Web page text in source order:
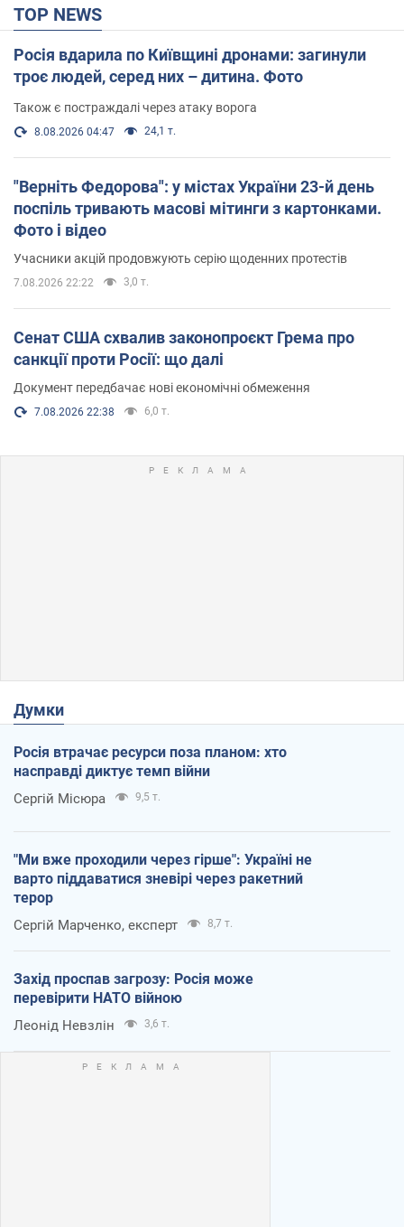
TOP NEWS
Росія вдарила по Київщині дронами: загинули
троє людей, серед них – дитина. Фото
Також є постраждалі через атаку ворога
8.08.2026 04:47 24,1 т.
"Верніть Федорова": у містах України 23-й день
поспіль тривають масові мітинги з картонками.
Фото і відео
Учасники акцій продовжують серію щоденних протестів
7.08.2026 22:22 3,0 т.
Сенат США схвалив законопроєкт Грема про
санкції проти Росії: що далі
Документ передбачає нові економічні обмеження
7.08.2026 22:38 6,0 т.
Думки
Росія втрачає ресурси поза планом: хто
насправді диктує темп війни
Сергій Місюра 9,5 т.
"Ми вже проходили через гірше": Україні не
варто піддаватися зневірі через ракетний
терор
Сергій Марченко, експерт 8,7 т.
Захід проспав загрозу: Росія може
перевірити НАТО війною
Леонід Невзлін 3,6 т.